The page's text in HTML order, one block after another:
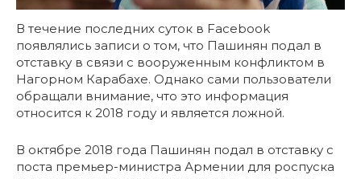
В течение последних суток в Facebook
появлялись записи о том, что Пашинян подал в
отставку в связи с вооруженным конфликтом в
Нагорном Карабахе. Однако сами пользователи
обращали внимание, что это информация
относится к 2018 году и является ложной.
В октябре 2018 года Пашинян подал в отставку с
поста премьер-министра Армении для роспуска